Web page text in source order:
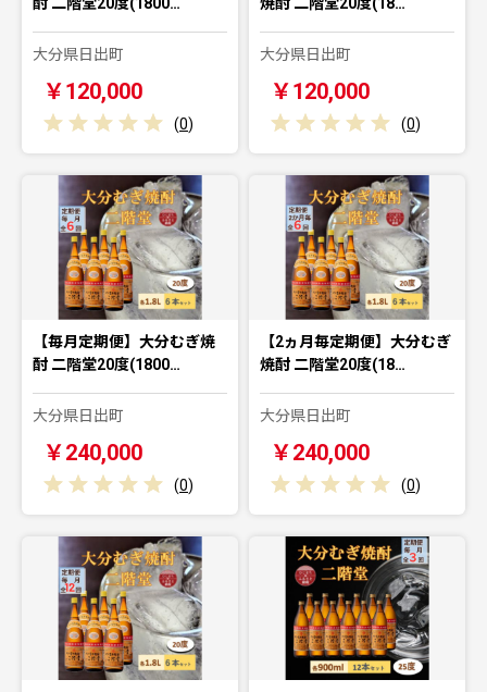
大分県日出町
￥120,000
(0)
大分県日出町
￥120,000
(0)
【毎月定期便】大分むぎ焼
酎 二階堂20度(1800…
大分県日出町
￥240,000
(0)
【2ヵ月毎定期便】大分むぎ
焼酎 二階堂20度(18…
大分県日出町
￥240,000
(0)